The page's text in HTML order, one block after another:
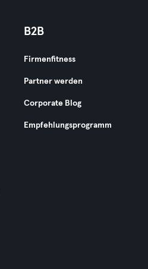
B2B
Firmenfitness
Partner werden
Corporate Blog
Empfehlungsprogramm